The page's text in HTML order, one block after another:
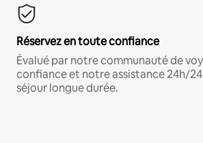
Réservez en toute confiance
Évalué par notre communauté de
confiance et notre assistance 24h/
séjour longue durée.